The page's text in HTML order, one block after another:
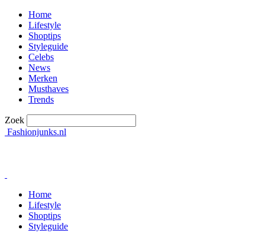
Home
Lifestyle
Shoptips
Styleguide
Celebs
News
Merken
Musthaves
Trends
Zoek
Fashionjunks.nl
Home
Lifestyle
Shoptips
Styleguide